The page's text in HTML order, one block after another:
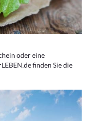
oder eine
finden Sie die